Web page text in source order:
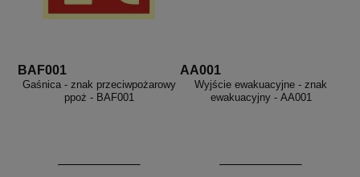
BAF001
Gaśnica - znak przeciwpożarowy
ppoż - BAF001
AA001
Wyjście ewakuacyjne - znak
ewakuacyjny - AA001